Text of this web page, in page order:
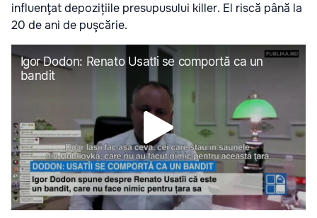
influenţat depozițiile presupusului killer. El riscă până la
20 de ani de puşcărie.